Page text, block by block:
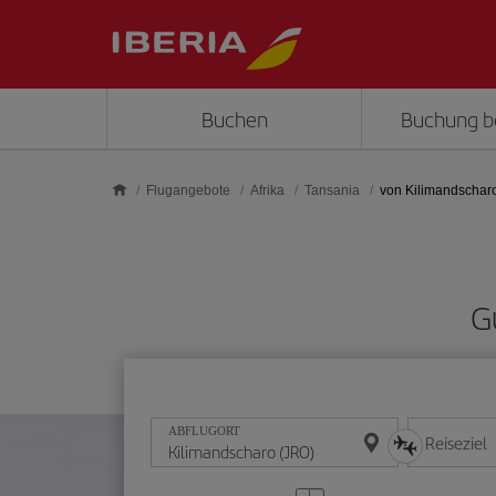
Buchen Buchung
Flugangebote Afrika Tansania von
ABFLUGORT Reiseziel